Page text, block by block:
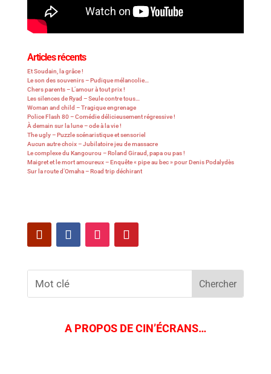
Articles récents
Et Soudain, la grâce !
Le son des souvenirs – Pudique mélancolie…
Chers parents – L’amour à tout prix !
Les silences de Ryad – Seule contre tous…
Woman and child – Tragique engrenage
Police Flash 80 – Comédie délicieusement régressive !
À demain sur la lune – ode à la vie !
The ugly – Puzzle scénaristique et sensoriel
Aucun autre choix – Jubilatoire jeu de massacre
Le complexe du Kangourou – Roland Giraud, papa ou pas !
Maigret et le mort amoureux – Enquête « pipe au bec » pour Denis Podalydès
Sur la route d’Omaha – Road trip déchirant
A PROPOS DE CIN’ÉCRANS…